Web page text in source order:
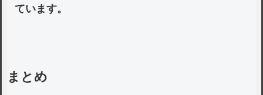
ています。
まとめ